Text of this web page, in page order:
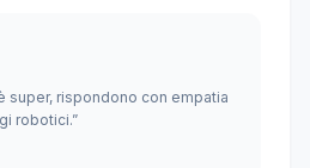
super, rispondono con empatia
robotici.”